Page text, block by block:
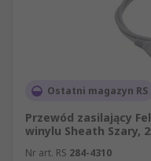
Ostatni magazyn RS
Przewód zasilający
winylu Sheath Szary,
Nr art. RS 284-4310